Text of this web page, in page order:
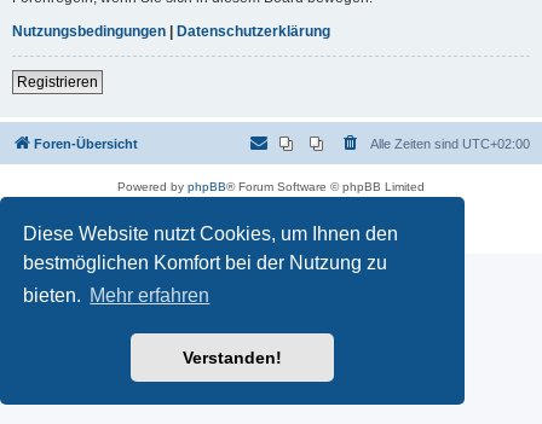
Diese Website nutzt Cookies, um Ihnen den
bestmöglichen Komfort bei der Nutzung zu
bieten. Mehr erfahren
Verstanden!
Nutzungsbedingungen | Datenschutzerklärung
Registrieren
Foren-Übersicht Alle Zeiten sind UTC+02:00
Powered by phpBB® Forum Software © phpBB Limited
Datenschutz|Nutzungsbedingungen